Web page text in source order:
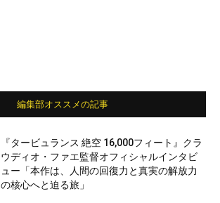
編集部オススメの記事
『タービュランス 絶空 16,000フィート』クラ
ウディオ・ファエ監督オフィシャルインタビ
ュー「本作は、人間の回復力と真実の解放力
の核心へと迫る旅」